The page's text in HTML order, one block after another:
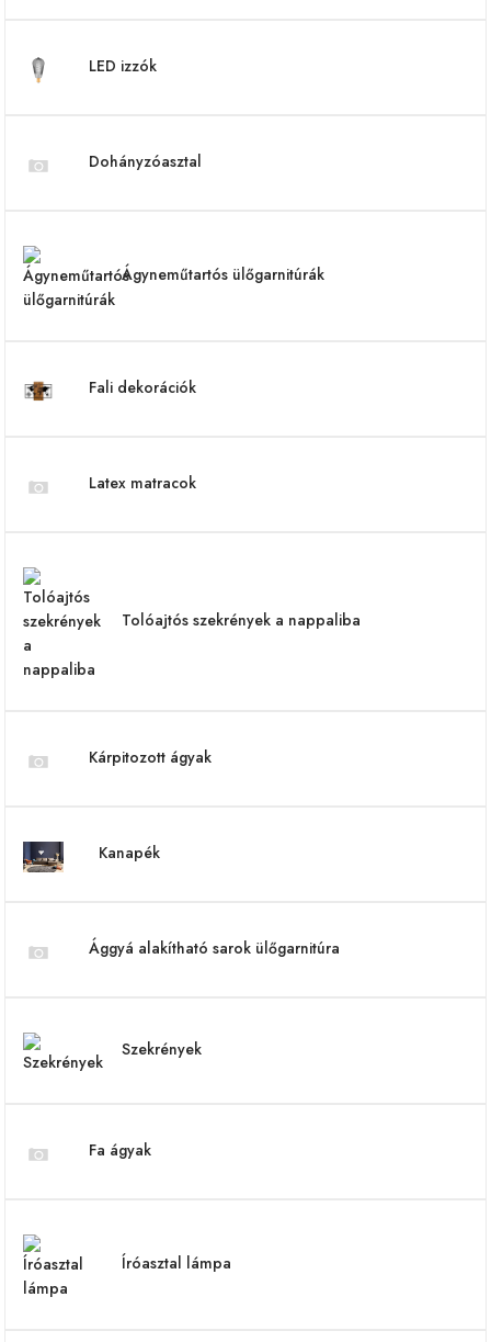
LED izzók
Dohányzóasztal
Ágyneműtartós ülőgarnitúrák
Fali dekorációk
Latex matracok
Tolóajtós szekrények a nappaliba
Kárpitozott ágyak
Kanapék
Ággyá alakítható sarok ülőgarnitúra
Szekrények
Fa ágyak
Íróasztal lámpa